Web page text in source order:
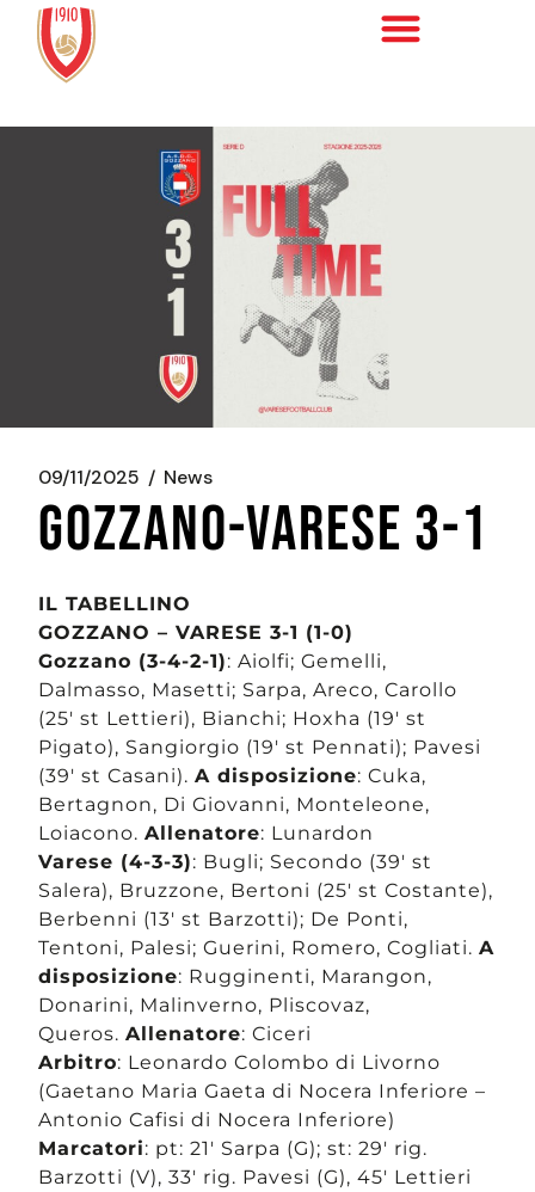
09/11/2025 News
GOZZANO-VARESE 3-1
IL TABELLINO
GOZZANO – VARESE 3-1 (1-0)
Gozzano (3-4-2-1): Aiolfi; Gemelli,
Dalmasso, Masetti; Sarpa, Areco, Carollo
(25′ st Lettieri), Bianchi; Hoxha (19′ st
Pigato), Sangiorgio (19′ st Pennati); Pavesi
(39′ st Casani). A disposizione: Cuka,
Bertagnon, Di Giovanni, Monteleone,
Loiacono. Allenatore: Lunardon
Varese (4-3-3): Bugli; Secondo (39′ st
Salera), Bruzzone, Bertoni (25′ st Costante),
Berbenni (13′ st Barzotti); De Ponti,
Tentoni, Palesi; Guerini, Romero, Cogliati. A
disposizione: Rugginenti, Marangon,
Donarini, Malinverno, Pliscovaz,
Queros. Allenatore: Ciceri
Arbitro: Leonardo Colombo di Livorno
(Gaetano Maria Gaeta di Nocera Inferiore –
Antonio Cafisi di Nocera Inferiore)
Marcatori: pt: 21′ Sarpa (G); st: 29′ rig.
Barzotti (V), 33′ rig. Pavesi (G), 45′ Lettieri